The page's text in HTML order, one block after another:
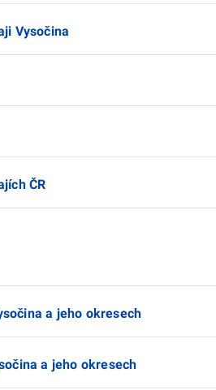
Vysočina
ČR
a jeho okresech
a jeho okresech